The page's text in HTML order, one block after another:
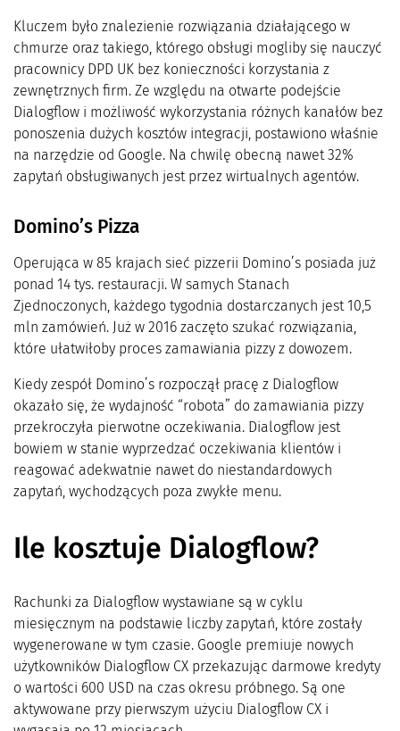
Kluczem było znalezienie rozwiązania działającego w
chmurze oraz takiego, którego obsługi mogliby się nauczyć
pracownicy DPD UK bez konieczności korzystania z
zewnętrznych firm. Ze względu na otwarte podejście
Dialogflow i możliwość wykorzystania różnych kanałów bez
ponoszenia dużych kosztów integracji, postawiono właśnie
na narzędzie od Google. Na chwilę obecną nawet 32%
zapytań obsługiwanych jest przez wirtualnych agentów.
Domino’s Pizza
Operująca w 85 krajach sieć pizzerii Domino’s posiada już
ponad 14 tys. restauracji. W samych Stanach
Zjednoczonych, każdego tygodnia dostarczanych jest 10,5
mln zamówień. Już w 2016 zaczęto szukać rozwiązania,
które ułatwiłoby proces zamawiania pizzy z dowozem.
Kiedy zespół Domino’s rozpoczął pracę z Dialogflow
okazało się, że wydajność “robota” do zamawiania pizzy
przekroczyła pierwotne oczekiwania. Dialogflow jest
bowiem w stanie wyprzedzać oczekiwania klientów i
reagować adekwatnie nawet do niestandardowych
zapytań, wychodzących poza zwykłe menu.
Ile kosztuje Dialogflow?
Rachunki za Dialogflow wystawiane są w cyklu
miesięcznym na podstawie liczby zapytań, które zostały
wygenerowane w tym czasie. Google premiuje nowych
użytkowników Dialogflow CX przekazując darmowe kredyty
o wartości 600 USD na czas okresu próbnego. Są one
aktywowane przy pierwszym użyciu Dialogflow CX i